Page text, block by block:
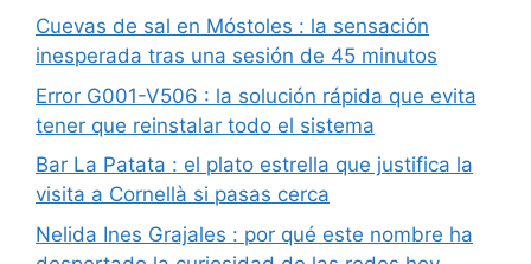
Cuevas de sal en Móstoles : la sensación
inesperada tras una sesión de 45 minutos
Error G001-V506 : la solución rápida que evita
tener que reinstalar todo el sistema
Bar La Patata : el plato estrella que justifica la
visita a Cornellà si pasas cerca
Nelida Ines Grajales : por qué este nombre ha